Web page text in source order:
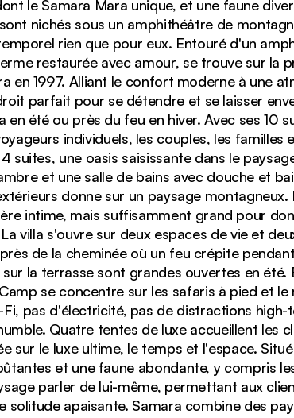
vue sur le paysage spectaculaire du
le Samara Mara unique, et une faune
nichés sous un amphithéâtre de
rien que pour eux. Entouré d'un
restaurée avec amour, se trouve sur la
en 1997. Alliant le confort moderne à une
parfait pour se détendre et se laisser
été ou près du feu en hiver. Avec ses 10
individuels, les couples, les familles
suites, une oasis saisissante dans le
et une salle de bains avec douche et
donne sur un paysage montagneux.
intime, mais suffisamment grand pour
villa s'ouvre sur deux espaces de vie et
de la cheminée où un feu crépite
la terrasse sont grandes ouvertes en été.
se concentre sur les safaris à pied et le
pas d'électricité, pas de distractions high-
Quatre tentes de luxe accueillent les
sur le luxe ultime, le temps et l'espace.
et une faune abondante, y compris
parler de lui-même, permettant aux
apaisante. Samara combine des